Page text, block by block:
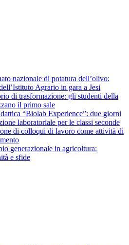
nazionale di potatura dell’olivo:
Agrario in gara a Jesi
di trasformazione: gli studenti della
il primo sale
“Biolab Experience”: due giorni
laboratoriale per le classi seconde
di colloqui di lavoro come attività di
generazionale in agricoltura:
e sfide